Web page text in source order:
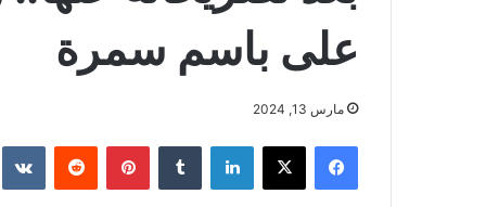
على باسم سمرة
مارس 13, 2024
فيسبوك ‫X لينكدإن بينتيريست